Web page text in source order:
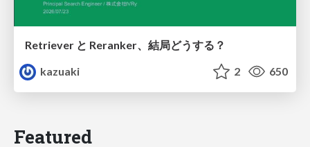
Retriever と Reranker、結局どうする？
kazuaki
2 650
Featured